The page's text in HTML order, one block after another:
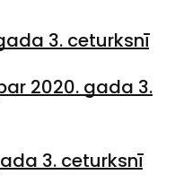
3. ceturksnī
2020. gada 3.
3. ceturksnī